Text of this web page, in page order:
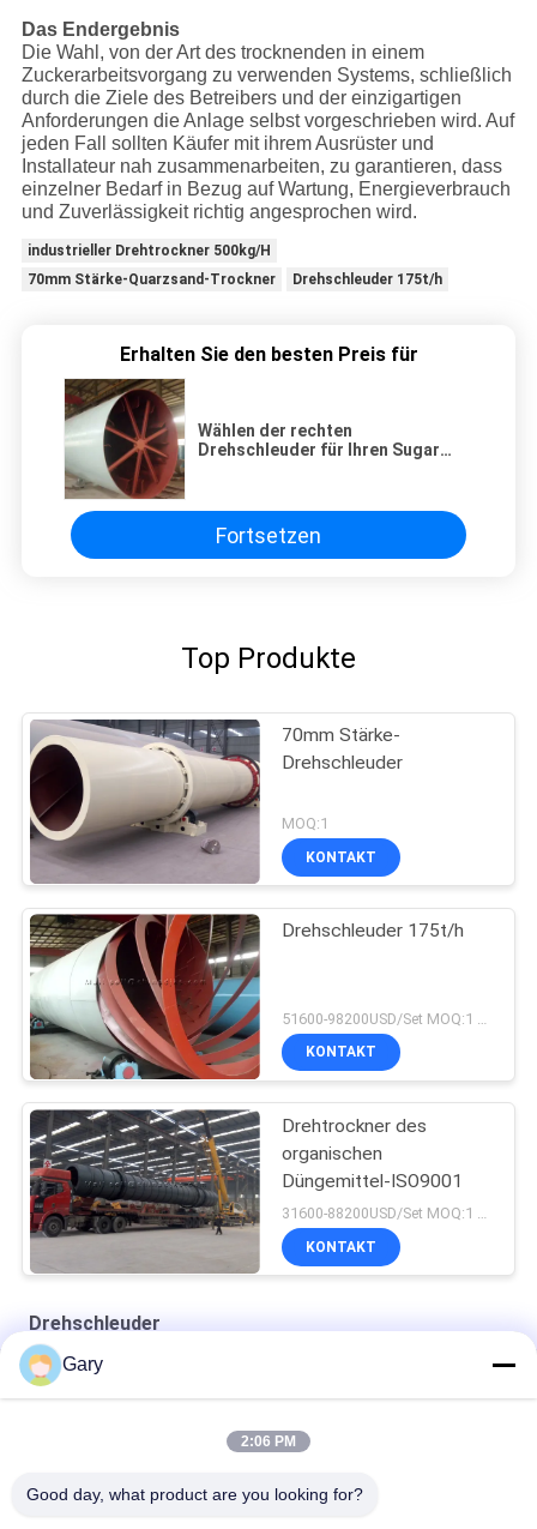
Das Endergebnis
Die Wahl, von der Art des trocknenden in einem
Zuckerarbeitsvorgang zu verwenden Systems, schließlich
durch die Ziele des Betreibers und der einzigartigen
Anforderungen die Anlage selbst vorgeschrieben wird. Auf
jeden Fall sollten Käufer mit ihrem Ausrüster und
Installateur nah zusammenarbeiten, zu garantieren, dass
einzelner Bedarf in Bezug auf Wartung, Energieverbrauch
und Zuverlässigkeit richtig angesprochen wird.
industrieller Drehtrockner 500kg/H
70mm Stärke-Quarzsand-Trockner
Drehschleuder 175t/h
Erhalten Sie den besten Preis für
Wählen der rechten
Drehschleuder für Ihren Sugar
Fortsetzen
Top Produkte
70mm Stärke-
Drehschleuder
MOQ:1
KONTAKT
Drehschleuder 175t/h
KONTAKT
Drehtrockner des
organischen
Düngemittel-ISO9001
31600-88200USD/Set MOQ:1 Satz
KONTAKT
Drehschleuder
Doppelkegel -Drehvakuumtrockner
Gary
2:06 PM
Good day, what product are you looking for?